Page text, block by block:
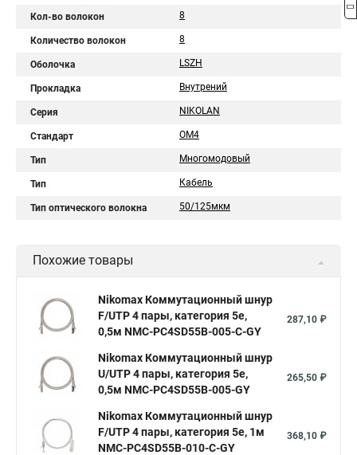
Кол-во волокон 8
Количество волокон 8
Оболочка LSZH
Прокладка Внутрений
Серия NIKOLAN
Стандарт ОМ4
Тип Многомодовый
Тип Кабель
Тип оптического волокна 50/125мкм
Похожие товары
Nikomax Коммутационный шнур
F/UTP 4 пары, категория 5е,
0,5м NMC-PC4SD55B-005-C-GY
287,10 ₽
Nikomax Коммутационный шнур
U/UTP 4 пары, категория 5е,
0,5м NMC-PC4SD55B-005-GY
265,50 ₽
Nikomax Коммутационный шнур
F/UTP 4 пары, категория 5е, 1м
NMC-PC4SD55B-010-C-GY
368,10 ₽